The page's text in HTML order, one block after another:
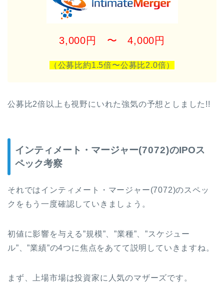
3,000円 〜 4,000円
（公募比約1.5倍〜公募比2.0倍）
公募比2倍以上も視野にいれた強気の予想としました!!
インティメート・マージャー(7072)のIPOス
ペック考察
それではインティメート・マージャー(7072)のスペッ
クをもう一度確認していきましょう。
初値に影響を与える”規模”、”業種”、”スケジュー
ル”、”業績”の4つに焦点をあてて説明していきますね。
まず、上場市場は投資家に人気のマザーズです。